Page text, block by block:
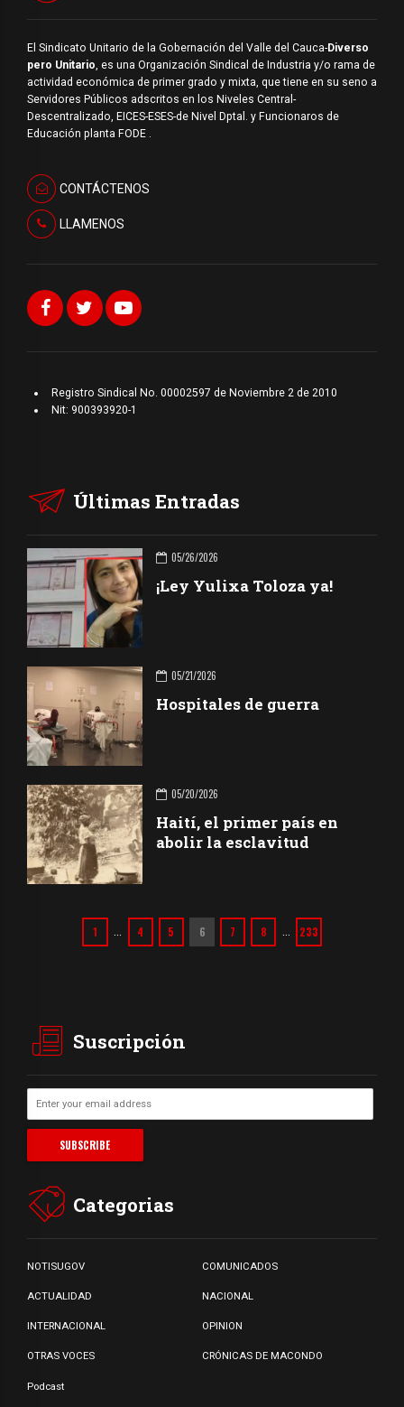
El Sindicato Unitario de la Gobernación del Valle del Cauca-Diverso
pero Unitario , es una Organización Sindical de Industria y/o rama de
actividad económica de primer grado y mixta, que tiene en su seno a
Servidores Públicos adscritos en los Niveles Central-
Descentralizado, EICES-ESES-de Nivel Dptal. y Funcionaros de
Educación planta FODE .
CONTÁCTENOS
LLAMENOS
Registro Sindical No. 00002597 de Noviembre 2 de 2010
Nit: 900393920-1
Últimas Entradas
05/26/2026
¡Ley Yulixa Toloza ya!
05/21/2026
Hospitales de guerra
05/20/2026
Haití, el primer país en
abolir la esclavitud
1 4 5 6 7 8 233
Suscripción
Categorias
NOTISUGOV COMUNICADOS
ACTUALIDAD NACIONAL
INTERNACIONAL OPINION
OTRAS VOCES CRÓNICAS DE MACONDO
Podcast